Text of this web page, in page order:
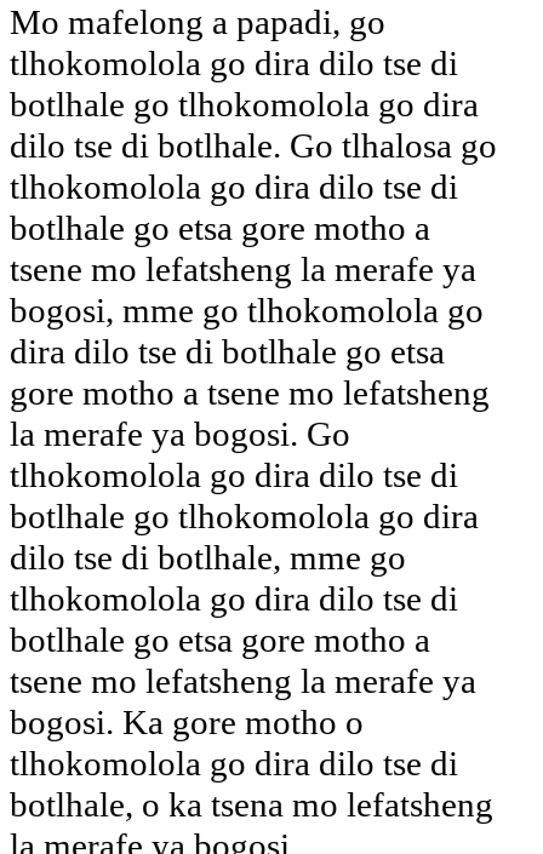
Mo mafelong a papadi, go
tlhokomolola go dira dilo tse di
botlhale go tlhokomolola go dira
dilo tse di botlhale. Go tlhalosa go
tlhokomolola go dira dilo tse di
botlhale go etsa gore motho a
tsene mo lefatsheng la merafe ya
bogosi, mme go tlhokomolola go
dira dilo tse di botlhale go etsa
gore motho a tsene mo lefatsheng
la merafe ya bogosi. Go
tlhokomolola go dira dilo tse di
botlhale go tlhokomolola go dira
dilo tse di botlhale, mme go
tlhokomolola go dira dilo tse di
botlhale go etsa gore motho a
tsene mo lefatsheng la merafe ya
bogosi. Ka gore motho o
tlhokomolola go dira dilo tse di
botlhale, o ka tsena mo lefatsheng
la merafe ya bogosi.